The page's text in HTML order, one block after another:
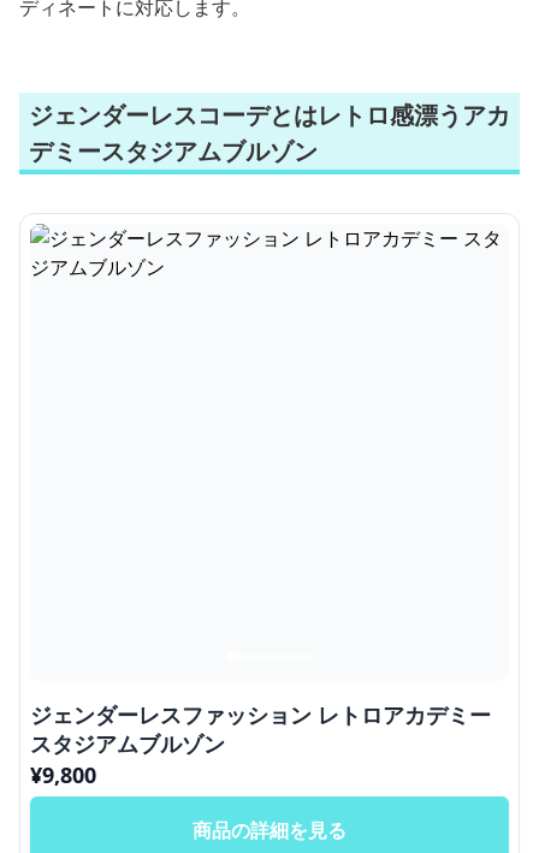
ディネートに対応します。
ジェンダーレスコーデとはレトロ感漂うアカ
デミースタジアムブルゾン
ジェンダーレスファッション レトロアカデミー
スタジアムブルゾン
¥9,800
商品の詳細を見る